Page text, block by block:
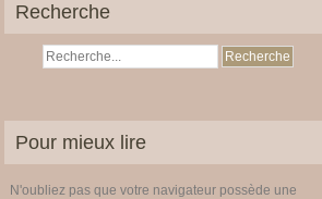
Recherche
Pour mieux lire
N'oubliez pas que votre navigateur possède une